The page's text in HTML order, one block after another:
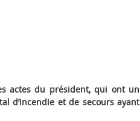
actes du président, qui ont un
d’incendie et de secours ayant